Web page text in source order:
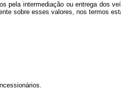
pela intermediação ou entrega dos
sobre esses valores, nos termos